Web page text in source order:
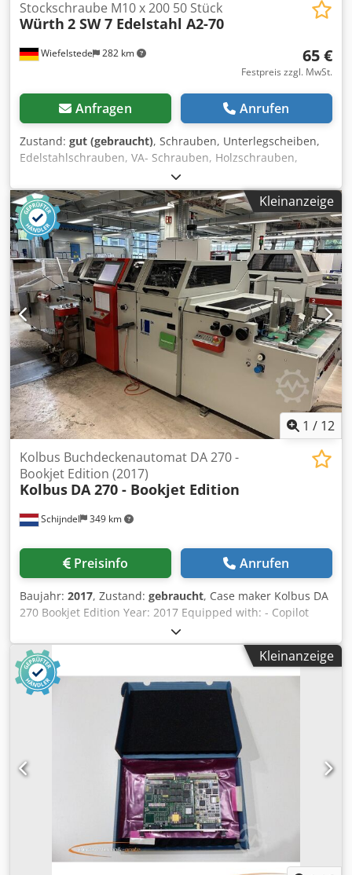
Wiefelstede 282 km
Stockschraube M10 x 200 50 Stück
Würth 2 SW 7 Edelstahl A2-70
65 €
Festpreis zzgl. MwSt.
Anfragen Anrufen
Zustand: gut (gebraucht), Schrauben, Unterlegscheiben,
Edelstahlschrauben, VA- Schrauben, Holzschrauben,
Stockschrauben, Solarbefestiger -Hersteller: Würth,
Stockschraube M10 x 200 50 Stück/Karton -Typ: Typ 2 SW 7
-Material: Edelstahl A2-70 -Anzahl: 13x Karton vorhanden -
Preis: pro Karton -Abmessung Karton: 220/220/H90 mm -
Gewicht: 6,2 kg/Karton Dsdpfxjipapbe Agtskr
Kleinanzeige
1 / 12
Schijndel 349 km
Kolbus Buchdeckenautomat DA 270 -
Bookjet Edition (2017)
Kolbus DA 270 - Bookjet Edition
Preisinfo Anrufen
Baujahr: 2017, Zustand: gebraucht, Case maker Kolbus DA
270 Bookjet Edition Year: 2017 Equipped with: - Copilot
system with touchscreen - Board magazine for manual
loading - Cloth feeder for non-stop operation with pile
magazine, max. stacking height 160 mm - Miss cloth
control during the separation process - Counter stacker
delivery with following roller conveyor - Moveable gluing
station for processing hot-glue with glue preparation unit
in the premelter, heated glue application roller and
scraper roller - Cloth cylinder with grippers and
exchangeable plates for rubber pad (incl. 5 x 500 mm, 5 x
720 mm and 10 x rubber pad) - Viscosity control device for
automatic water supply to ensure constant glue viscosity
with pump and water tank for manual filling - Device for
inside lining with hot-glue - Pressing roller device for
crease-free connection of the cover material with boards
and spine strip - Device for producing padded cases -
Kleinanzeige